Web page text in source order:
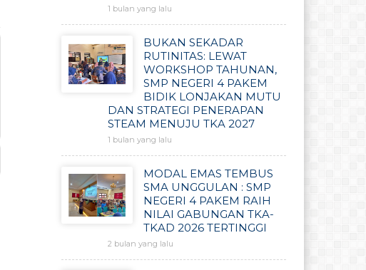
1 bulan yang lalu
BUKAN SEKADAR
RUTINITAS: LEWAT
WORKSHOP TAHUNAN,
SMP NEGERI 4 PAKEM
BIDIK LONJAKAN MUTU
DAN STRATEGI PENERAPAN
STEAM MENUJU TKA 2027
1 bulan yang lalu
MODAL EMAS TEMBUS
SMA UNGGULAN : SMP
NEGERI 4 PAKEM RAIH
NILAI GABUNGAN TKA-
TKAD 2026 TERTINGGI
2 bulan yang lalu